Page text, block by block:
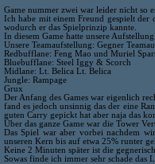
Game nummer zwei war leider nicht so
Ich habe mit einem Freund gespielt der
wodurch er das Spielprinzip kannte.
In diesem Game hatte unsere
Unsere Teamaufstellung: Gegner
Redbufflane: Feng Mao und Muriel
Bluebufflane: Steel Iggy & Scorch
Midlane: Lt. Belica Lt. Belica
Jungle: Rampage
Grux
Der Anfang des Games war eigenlich
fand es jedoch unsinnig das der eine
guten Carry gepickt hat aber naja das
Über das ganze Game war die Tower
Das Spiel war aber vorbei nachdem
unseren Kern bis auf etwa 25% runter
Keine 2 Minuten später ist die
Sowas finde ich immer sehr schade das